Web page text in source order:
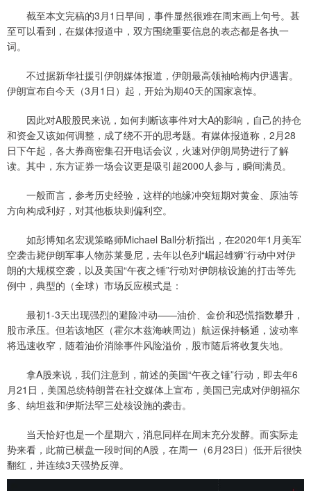
截至本文完稿的3月1日早间，事件显然很难在周末画上句号。甚
至可以看到，在媒体报道中，双方围绕重要信息的表态都是各执一
词。
不过据新华社援引伊朗媒体报道，伊朗最高领袖哈梅内伊遇害。
伊朗宣布自今天（3月1日）起，开始为期40天的国家哀悼。
因此对A股股民来说，如何判断该事件对大A的影响，自己的持仓
和资金又该如何调整，成了绕不开的思考题。有媒体报道称，2月28
日下午起，各大券商密集召开电话会议，火速对伊朗局势进行了解
读。其中，东方证券一场会议更是吸引超2000人参与，瞬间满员。
一般而言，参考历史经验，这样的地缘冲突短期对黄金、原油等
方向构成利好，对其他板块则偏利空。
如彭博知名宏观策略师Michael Ball分析指出，在2020年1月美军
空袭击毙伊朗军事人物苏莱曼尼，去年以色列“崛起雄狮”行动中对伊
朗的大规模空袭，以及美国“午夜之锤”行动对伊朗核设施的打击等先
例中，典型的（全球）市场反应模式是：
最初1-3天出现强烈的避险冲动——油价、金价和恐慌指数攀升，
股市承压。但若该地区（霍尔木兹海峡周边）航运保持畅通，波动率
将迅速收窄，随着油价消除事件风险溢价，股市随后将收复失地。
拿A股来说，我们注意到，前述的美国“午夜之锤”行动，即去年6
月21日，美国总统特朗普在社交媒体上宣布，美国已完成对伊朗福尔
多、纳坦兹和伊斯法罕三处核设施的袭击。
当天恰好也是一个星期六，消息同样在周末充分发酵。而实际走
势来看，此前已横盘一段时间的A股，在周一（6月23日）低开后很快
翻红，并连续3天强势反弹。